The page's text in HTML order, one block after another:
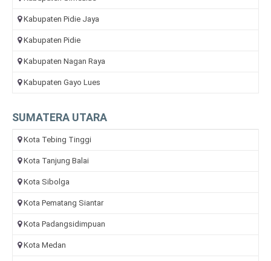
Kabupaten Pidie Jaya
Kabupaten Pidie
Kabupaten Nagan Raya
Kabupaten Gayo Lues
SUMATERA UTARA
Kota Tebing Tinggi
Kota Tanjung Balai
Kota Sibolga
Kota Pematang Siantar
Kota Padangsidimpuan
Kota Medan